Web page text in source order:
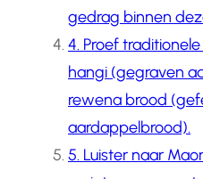
gedrag binnen
4. Proef
hangi (gegraven
rewena brood
aardappelbrood).
5. Luister naar